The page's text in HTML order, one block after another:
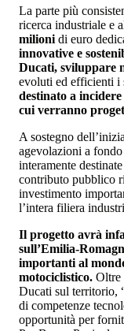
La parte più
ricerca industriale e
milioni di euro
innovative e
Ducati, sviluppare
evoluti ed efficienti i
destinato a
cui verranno
A sostegno
agevolazioni a
interamente
contributo pubblico
investimento
l’intera filiera
Il progetto avrà
sull’Emilia-
importanti al
motociclistico. Oltre
Ducati sul territorio,
di competenze
opportunità per